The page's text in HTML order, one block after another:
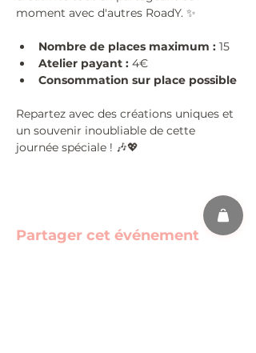
moment avec d'autres RoadY. ✨
Nombre de places maximum : 15
Atelier payant : 4€
Consommation sur place possible
Repartez avec des créations uniques et
un souvenir inoubliable de cette
journée spéciale ! 🎶💖
Partager cet événement